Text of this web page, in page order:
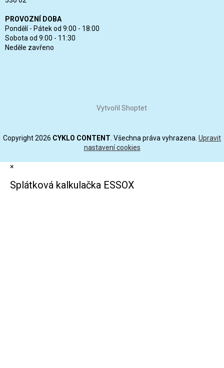
PROVOZNÍ DOBA
Pondělí - Pátek od 9:00 - 18:00
Sobota od 9:00 - 11:30
Neděle zavřeno
Vytvořil Shoptet
Copyright 2026 CYKLO CONTENT . Všechna práva vyhrazena. Upravit
nastavení cookies
×
Splátková kalkulačka ESSOX